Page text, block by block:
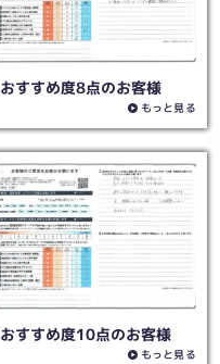
おすすめ度8点のお客様
もっと見る
おすすめ度10点のお客様
もっと見る